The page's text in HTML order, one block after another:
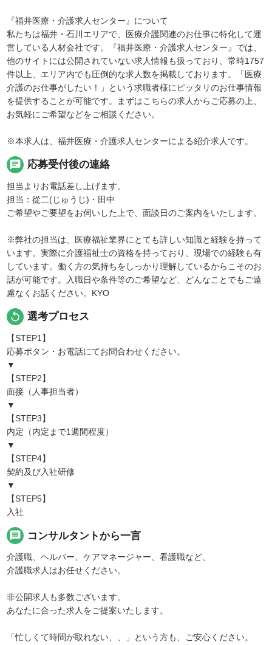
『福井医療・介護求人センター』について
私たちは福井・石川エリアで、医療介護関連のお仕事に特化して運
営している人材会社です。『福井医療・介護求人センター』では、
他のサイトには公開されていない求人情報も扱っており、常時1757
件以上、エリア内でも圧倒的な求人数を掲載しております。「医療
介護のお仕事がしたい！」という求職者様にピッタリのお仕事情報
を提供することが可能です。まずはこちらの求人からご応募の上、
お気軽にご希望などをご相談ください。
※本求人は、福井医療・介護求人センターによる紹介求人です。
chat 応募受付後の連絡
担当よりお電話差し上げます。
担当：從二(じゅうじ)・田中
ご希望やご要望をお伺いした上で、面談日のご案内をいたします。
※弊社の担当は、医療福祉業界にとても詳しい知識と経験を持って
います。実際に介護福祉士の資格を持っており、現場での経験も有
しています。働く方の気持ちをしっかり理解しているからこそのお
話が可能です。入職日や条件等のご希望など、どんなことでもご遠
慮なくお話ください。KYO
replay 選考プロセス
【STEP1】
応募ボタン・お電話にてお問合わせください。
▼
【STEP2】
面接（人事担当者）
▼
【STEP3】
内定（内定まで1週間程度）
▼
【STEP4】
契約及び入社研修
▼
【STEP5】
入社
message コンサルタントから一言
介護職、ヘルパー、ケアマネージャー、看護職など、
介護職求人はお任せください。
非公開求人も多数ございます。
あなたに合った求人をご提案いたします。
「忙しくて時間が取れない、、」という方も、ご安心ください。